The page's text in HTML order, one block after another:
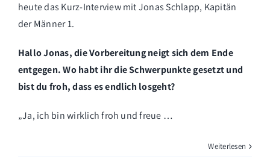
heute das Kurz-Interview mit Jonas Schlapp, Kapitän
der Männer 1.
Hallo Jonas, die Vorbereitung neigt sich dem Ende
entgegen. Wo habt ihr die Schwerpunkte gesetzt und
bist du froh, dass es endlich losgeht?
„Ja, ich bin wirklich froh und freue …
Weiterlesen